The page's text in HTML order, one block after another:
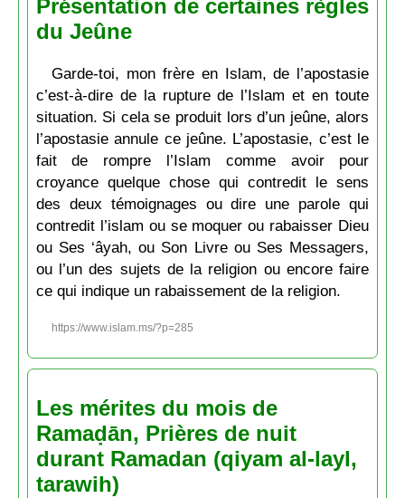
Présentation de certaines règles
du Jeûne
Garde-toi, mon frère en Islam, de l’apostasie
c’est-à-dire de la rupture de l’Islam et en toute
situation. Si cela se produit lors d’un jeûne, alors
l’apostasie annule ce jeûne. L’apostasie, c’est le
fait de rompre l’Islam comme avoir pour
croyance quelque chose qui contredit le sens
des deux témoignages ou dire une parole qui
contredit l’islam ou se moquer ou rabaisser Dieu
ou Ses ‘âyah, ou Son Livre ou Ses Messagers,
ou l’un des sujets de la religion ou encore faire
ce qui indique un rabaissement de la religion.
https://www.islam.ms/?p=285
Les mérites du mois de
Ramaḍān, Prières de nuit
durant Ramadan (qiyam al-layl,
tarawih)